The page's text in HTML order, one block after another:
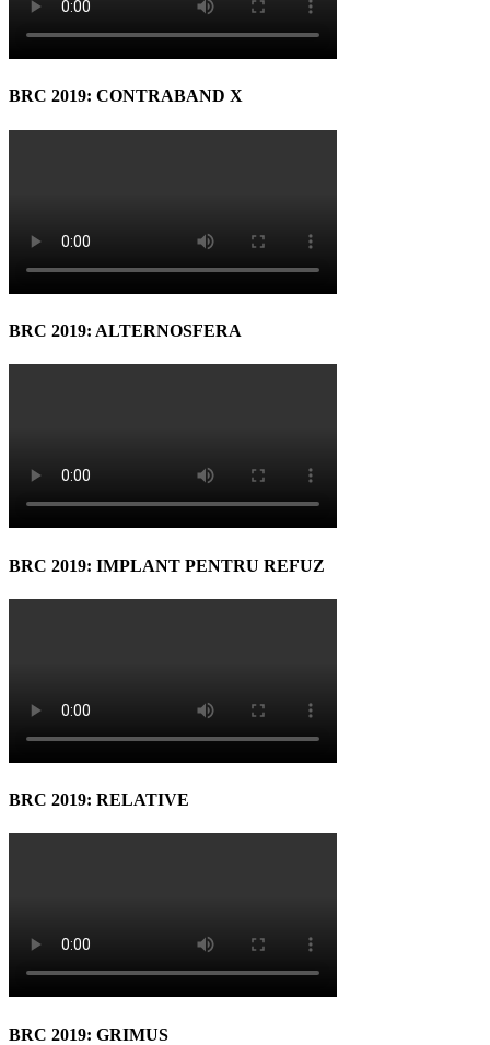
BRC 2019: CONTRABAND X
BRC 2019: ALTERNOSFERA
BRC 2019: IMPLANT PENTRU REFUZ
BRC 2019: RELATIVE
BRC 2019: GRIMUS